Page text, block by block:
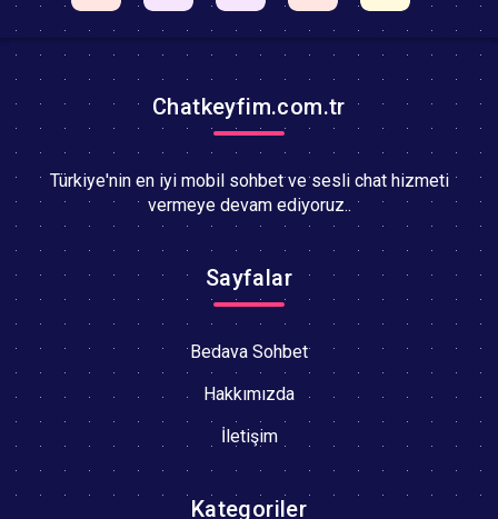
Chatkeyfim.com.tr
Türkiye'nin en iyi mobil sohbet ve sesli chat hizmeti
vermeye devam ediyoruz..
Sayfalar
Bedava Sohbet
Hakkımızda
İletişim
Kategoriler